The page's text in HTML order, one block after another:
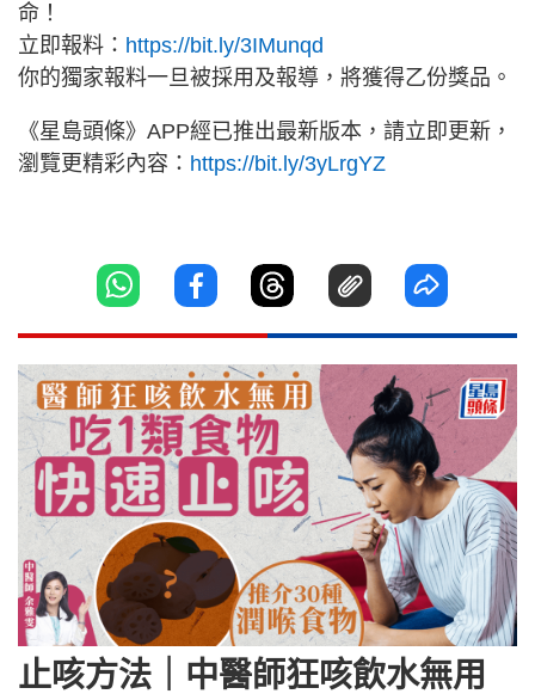
命！
立即報料： https://bit.ly/3IMunqd
你的獨家報料一旦被採用及報導，將獲得乙份獎品。
《星島頭條》APP經已推出最新版本，請立即更新，
瀏覽更精彩內容： https://bit.ly/3yLrgYZ
止咳方法｜中醫師狂咳飲水無用